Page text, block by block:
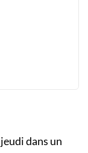
dans un